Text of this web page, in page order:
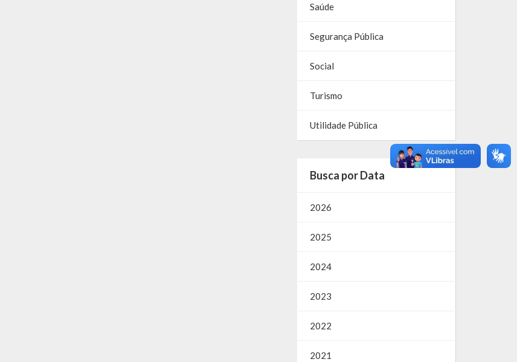
Saúde
Segurança Pública
Social
Turismo
Utilidade Pública
Busca por Data
2026
2025
2024
2023
2022
2021